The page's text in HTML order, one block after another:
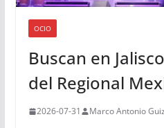
OCIO
Buscan en
del Regional
2026-07-31 Marco Antonio